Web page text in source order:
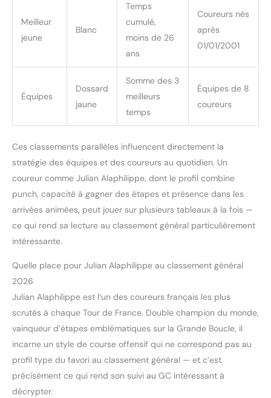
Meilleur
jeune
Blanc
Temps
cumulé,
moins de 26
ans
Coureurs nés
après
01/01/2001
Équipes
Dossard
jaune
Somme des 3
meilleurs
temps
Équipes de 8
coureurs
Ces classements parallèles influencent directement la
stratégie des équipes et des coureurs au quotidien. Un
coureur comme Julian Alaphilippe, dont le profil combine
punch, capacité à gagner des étapes et présence dans les
arrivées animées, peut jouer sur plusieurs tableaux à la fois —
ce qui rend sa lecture au classement général particulièrement
intéressante.
Quelle place pour Julian Alaphilippe au classement général
2026
Julian Alaphilippe est l’un des coureurs français les plus
scrutés à chaque Tour de France. Double champion du monde,
vainqueur d’étapes emblématiques sur la Grande Boucle, il
incarne un style de course offensif qui ne correspond pas au
profil type du favori au classement général — et c’est
précisément ce qui rend son suivi au GC intéressant à
décrypter.